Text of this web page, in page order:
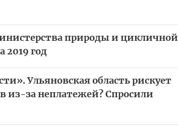
природы и цикличной
2019 год
Ульяновская область рискует
из-за неплатежей? Спросили